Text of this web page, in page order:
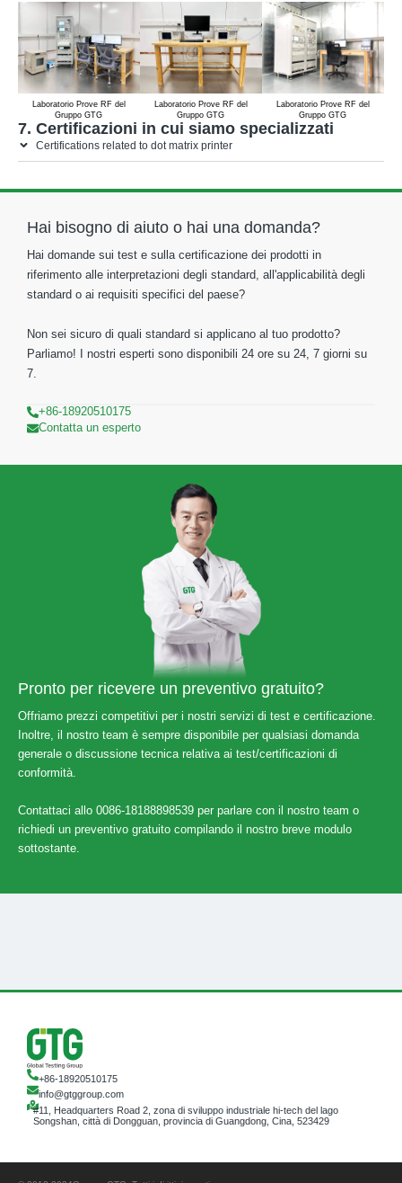
Laboratorio Prove RF del
Gruppo GTG
Laboratorio Prove RF del
Gruppo GTG
Laboratorio Prove RF del
Gruppo GTG
7. Certificazioni in cui siamo specializzati
Certifications related to dot matrix printer
Hai bisogno di aiuto o hai una domanda?
Hai domande sui test e sulla certificazione dei prodotti in
riferimento alle interpretazioni degli standard, all'applicabilità degli
standard o ai requisiti specifici del paese?
Non sei sicuro di quali standard si applicano al tuo prodotto?
Parliamo! I nostri esperti sono disponibili 24 ore su 24, 7 giorni su
7.
+86-18920510175
Contatta un esperto
Pronto per ricevere un preventivo gratuito?
Offriamo prezzi competitivi per i nostri servizi di test e certificazione.
Inoltre, il nostro team è sempre disponibile per qualsiasi domanda
generale o discussione tecnica relativa ai test/certificazioni di
conformità.
Contattaci allo 0086-18188898539 per parlare con il nostro team o
richiedi un preventivo gratuito compilando il nostro breve modulo
sottostante.
+86-18920510175
info@gtggroup.com
#11, Headquarters Road 2, zona di sviluppo industriale hi-tech del lago
Songshan, città di Dongguan, provincia di Guangdong, Cina, 523429